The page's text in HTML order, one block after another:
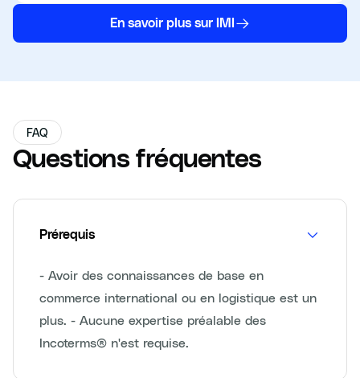
En savoir plus sur IMI
FAQ
Questions fréquentes
Prérequis
- Avoir des connaissances de base en
commerce international ou en logistique est un
plus. - Aucune expertise préalable des
Incoterms® n'est requise.